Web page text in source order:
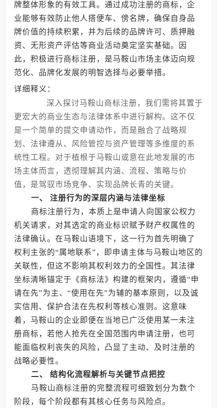
牌整体形象的有效工具。通过成功注册的商标，企
业能够有效防止他人搭便车、傍名牌，确保自身品
牌价值的持续积累，并为后续的品牌许可、质押融
资、无形资产评估等商业活动奠定坚实基础。因
此，积极进行商标注册，是马鞍山市场主体迈向规
范化、品牌化发展的明智选择与必要举措。
详细释义：
深入探讨马鞍山商标注册，我们需将其置于
更宏大的商业生态与法律体系中进行解构。这不仅
是一个简单的提交申请动作，而是融合了战略规
划、法律遵从、风险管控与资产管理等多维度的系
统性工程。对于植根于马鞍山或意在此地发展的市
场主体而言，透彻理解其内涵、流程、策略与价
值，是驾驭市场竞争、实现品牌长青的关键。
一、 注册行为的深层内涵与法律坐标
商标注册行为，本质上是申请人向国家公权力
机关请求，对其选定的商业标识赋予财产权属性的
法律确认。在马鞍山语境下，这一行为首先明确了
权利主张的“属地联系”，即申请主体与马鞍山地区的
关联性，但这不影响其权利效力的全国性。其法律
坐标清晰锚定于《商标法》构建的框架内，遵循“申
请在先”为主、“使用在先”为辅的基本原则，以及诚
实信用、保护合法在先权利等核心准则。这意味
着，马鞍山的企业即便在当地已广泛使用某一未注
册商标，若他人抢先在全国范围内申请注册，也可
能面临权利丧失的风险，凸显了主动、及时注册的
战略必要性。
二、 结构化流程解析与关键节点把控
马鞍山商标注册的完整流程可细致划分为数个
阶段，每个阶段都有其核心任务与风险点。